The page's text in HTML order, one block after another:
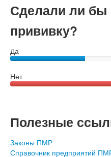
Сделали ли
прививку?
Да
Нет
Полезные
Законы ПМР
Справочник предприятий